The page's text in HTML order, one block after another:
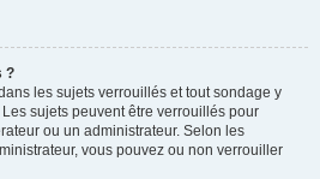
?
les sujets verrouillés et tout sondage y
sujets peuvent être verrouillés pour
ou un administrateur. Selon les
vous pouvez ou non verrouiller